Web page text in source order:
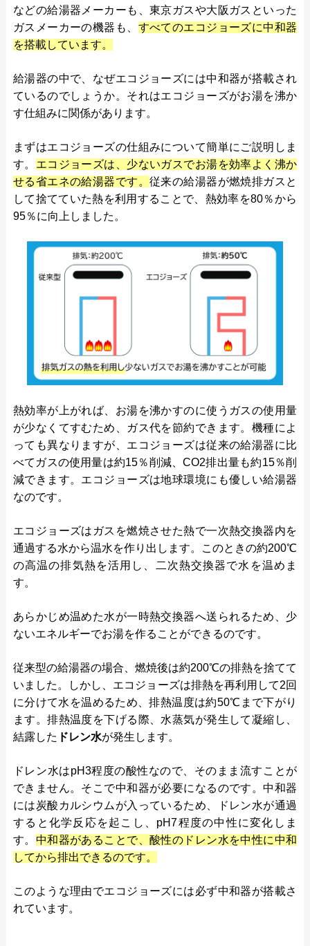
などの給湯器メーカーも、東京ガスや大阪ガスといった
ガスメーカーの機器も、 すべてのエコジョーズに中和器
を搭載しています。
給湯器の中で、なぜエコジョーズには中和器が搭載され
ているのでしょうか。それはエコジョーズがお湯を沸か
す仕組みに関係があります。
まずはエコジョーズの仕組みについて簡単にご説明しま
す。 エコジョーズは、少ないガスでお湯を効率よく沸か
せる省エネの給湯器です。 従来の給湯器が燃焼排ガスと
して捨てていた熱を利用することで、熱効率を80％から
95％に向上しました。
熱効率が上がれば、お湯を沸かすのに使うガスの使用量
が少なくてすむため、ガス代を節約できます。機種によ
っても異なりますが、エコジョーズは従来の給湯器に比
べてガスの使用量は約15％削減、CO2排出量も約15％削
減できます。エコジョーズは地球環境にも優しい給湯器
なのです。
エコジョーズはガスを燃焼させた熱で一次熱交換器内を
通過する水から温水を作り出します。このときの約200℃
の高温の排気熱を活用し、二次熱交換器で水を温めま
す。
あらかじめ温めた水が一時熱交換器へ送られるため、少
ないエネルギーでお湯を作ることができるのです。
従来型の給湯器の場合、燃焼後は約200℃の排熱を捨てて
いました。しかし、エコジョーズは排熱を再利用して2回
に分けて水を温めるため、排熱温度は約50℃まで下がり
ます。排熱温度を下げる際、水蒸気が発生して凝縮し、
結露した ドレン水が発生します。
ドレン水はpH3程度の酸性なので、そのまま流すことが
できません。そこで中和器が必要になるのです。中和器
には炭酸カルシウムが入っているため、ドレン水が通過
すると化学反応を起こし、pH7程度の中性に変化しま
す。 中和器があることで、酸性のドレン水を中性に中和
してから排出できるのです。
このような理由でエコジョーズには必ず中和器が搭載さ
れています。